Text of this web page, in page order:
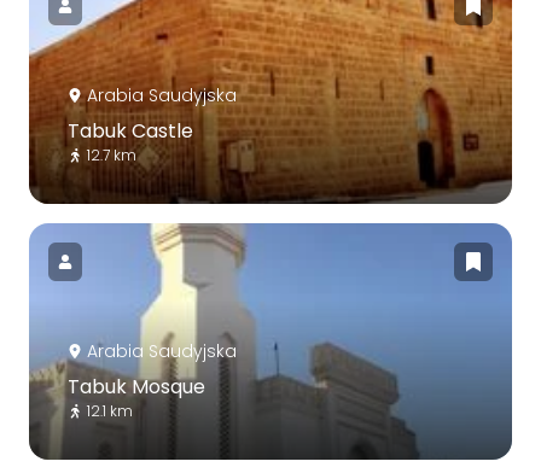
Arabia Saudyjska
Tabuk Castle
12.7 km
Arabia Saudyjska
Tabuk Mosque
12.1 km